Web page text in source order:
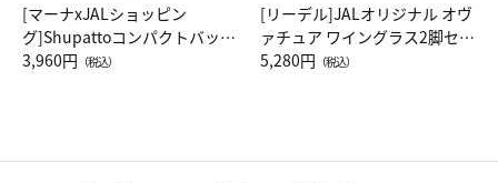
[マーナxJALショッピン
グ]Shupattoコンパクトバッグ
Drop JAL客室乗務員（LC）ス
3,960円 （税込）
[リーデル]JALオリジナル オヴ
ァチュア ワイングラス2脚セッ
ト（レッドワイン）
5,280円 （税込）